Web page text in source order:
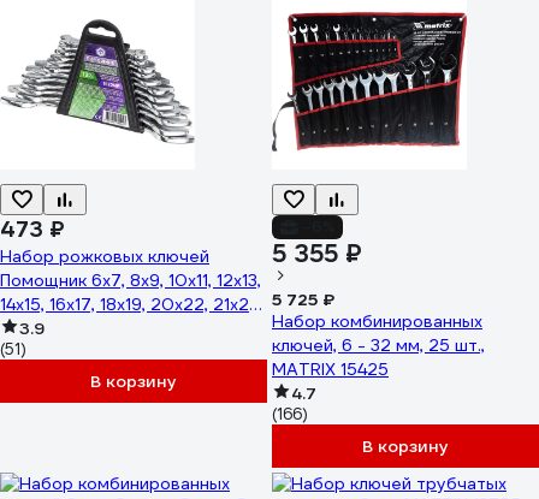
473 ₽
Набор рожковых ключей
Помощник 6x7, 8x9, 10x11, 12x13,
14x15, 16x17, 18x19, 20x22, 21x23,
24x27, 25x28, 30x32 мм, 12
предметов 5122MP(57309)
3.9
(51)
В корзину
5 355 ₽
5 725 ₽
Набор комбинированных
ключей, 6 - 32 мм, 25 шт.,
MATRIX 15425
4.7
(166)
В корзину